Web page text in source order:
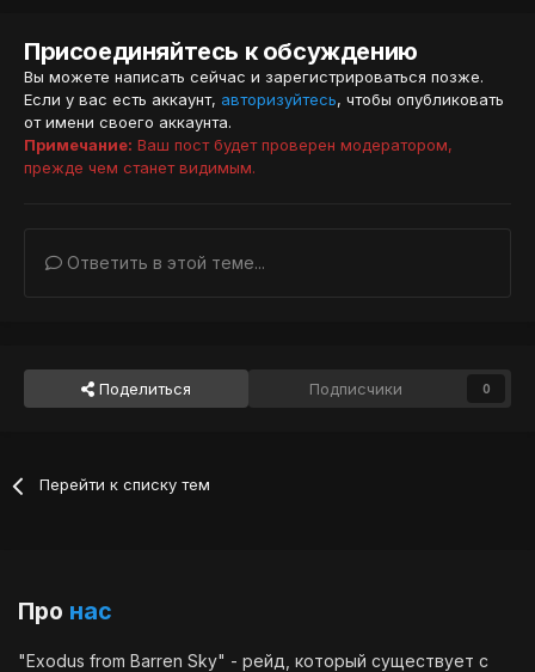
Присоединяйтесь к обсуждению
Вы можете написать сейчас и зарегистрироваться позже.
Если у вас есть аккаунт, авторизуйтесь, чтобы опубликовать
от имени своего аккаунта.
Примечание: Ваш пост будет проверен модератором,
прежде чем станет видимым.
Ответить в этой теме...
Поделиться Подписчики 0
Перейти к списку тем
Про нас
"Exodus from Barren Sky" - рейд, который существует с